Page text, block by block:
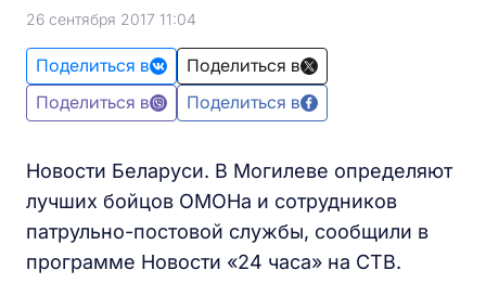
26 сентября 2017 11:04
Поделиться в
Поделиться в
Поделиться в
Поделиться в
Новости Беларуси. В Могилеве определяют
лучших бойцов ОМОНа и сотрудников
патрульно-постовой службы, сообщили в
программе Новости «24 часа» на СТВ.